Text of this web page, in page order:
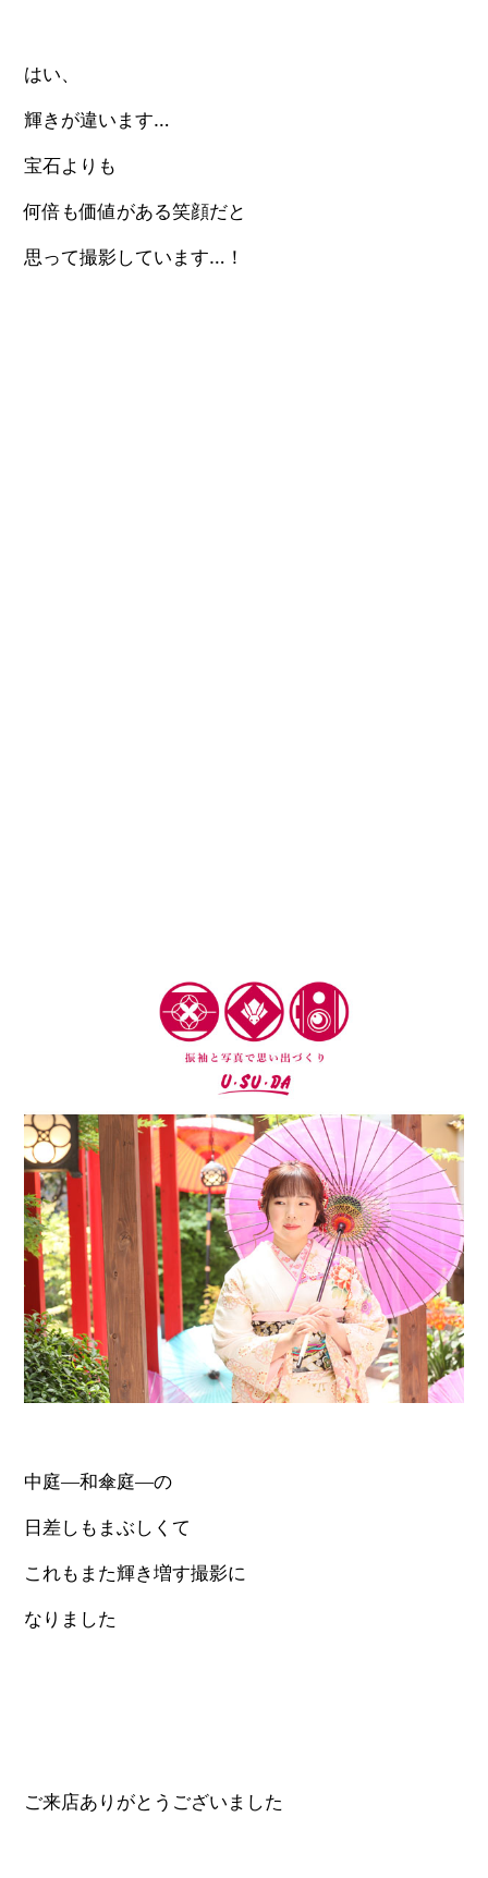
はい、
輝きが違います…
宝石よりも
何倍も価値がある笑顔だと
思って撮影しています…！
中庭―和傘庭―の
日差しもまぶしくて
これもまた輝き増す撮影に
なりました
ご来店ありがとうございました